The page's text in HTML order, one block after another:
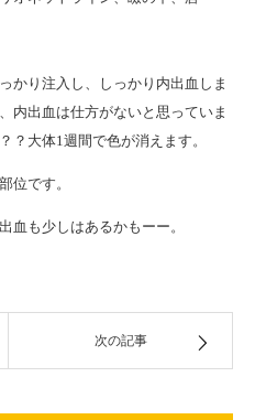
かり注入し、しっかり内出血しま
内出血は仕方がないと思っていま
？大体1週間で色が消えます。
位です。
も少しはあるかもーー。
次の記事